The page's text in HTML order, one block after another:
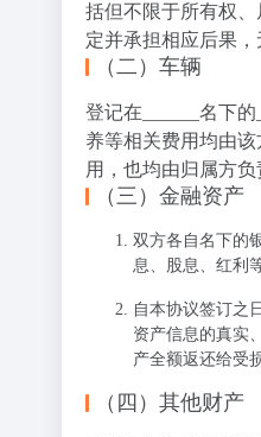
括但不限于所有权
定并承担相应后果
（二）车辆
登记在______名下
养等相关费用均由
用，也均由归属方负
（三）金融资产
双方各自名下的
息、股息、红利
自本协议签订之
资产信息的真实
产全额返还给受
（四）其他财产